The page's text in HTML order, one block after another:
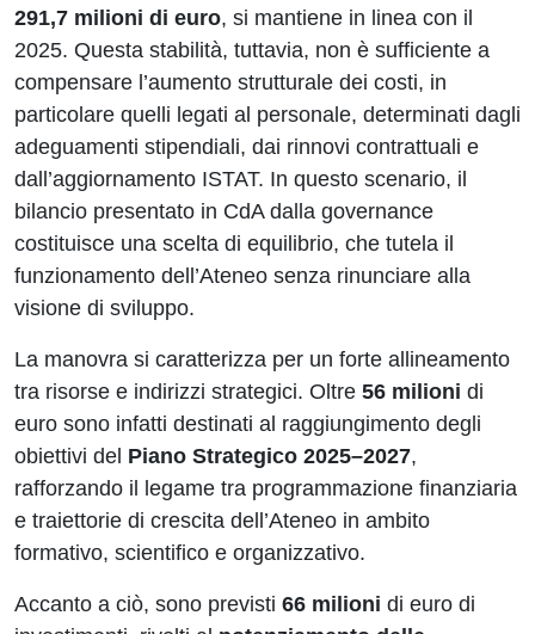
291,7 milioni di euro, si mantiene in linea con il
2025. Questa stabilità, tuttavia, non è sufficiente a
compensare l’aumento strutturale dei costi, in
particolare quelli legati al personale, determinati dagli
adeguamenti stipendiali, dai rinnovi contrattuali e
dall’aggiornamento ISTAT. In questo scenario, il
bilancio presentato in CdA dalla governance
costituisce una scelta di equilibrio, che tutela il
funzionamento dell’Ateneo senza rinunciare alla
visione di sviluppo.
La manovra si caratterizza per un forte allineamento
tra risorse e indirizzi strategici. Oltre 56 milioni di
euro sono infatti destinati al raggiungimento degli
obiettivi del Piano Strategico 2025–2027,
rafforzando il legame tra programmazione finanziaria
e traiettorie di crescita dell’Ateneo in ambito
formativo, scientifico e organizzativo.
Accanto a ciò, sono previsti 66 milioni di euro di